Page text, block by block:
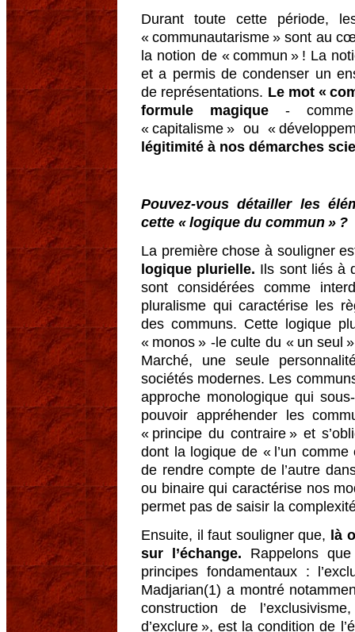
Durant toute cette période,
« communautarisme » sont au
la notion de « commun » ! La
et a permis de condenser un
de représentations. Le mot «
formule magique - comme
« capitalisme » ou «
légitimité à nos démarches
Pouvez-vous détailler les
cette « logique du commun » ?
La première chose à souligner
logique plurielle. Ils sont liés à
sont considérées comme
pluralisme qui caractérise les
des communs. Cette logique
« monos » -le culte du « un seul
Marché, une seule
sociétés modernes. Les
approche monologique qui
pouvoir appréhender les
« principe du contraire » et
dont la logique de « l’un
de rendre compte de l’autre
ou binaire qui caractérise nos
permet pas de saisir la
Ensuite, il faut souligner que, là
sur l’échange. Rappelons
principes fondamentaux :
Madjarian(1) a montré
construction de
d’exclure », est la condition de